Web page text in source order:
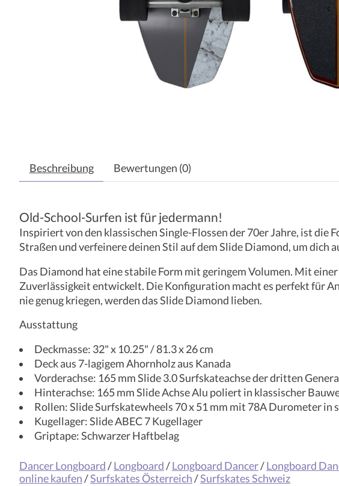
Beschreibung Bewertungen (0)
Old-School-Surfen ist für jedermann!
Inspiriert von den klassischen Single-Flossen der 70er Jahre, ist die
Straßen und verfeinere deinen Stil auf dem Slide Diamond, um dich
Das Diamond hat eine stabile Form mit geringem Volumen. Mit
Zuverlässigkeit entwickelt. Die Konfiguration macht es perfekt für
nie genug kriegen, werden das Slide Diamond lieben.
Ausstattung
Deckmasse: 32" x 10.25" / 81.3 x 26 cm
Deck aus 7-lagigem Ahornholz aus Kanada
Vorderachse: 165 mm Slide 3.0 Surfskateachse der dritten
Hinterachse: 165 mm Slide Achse Alu poliert in klassischer
Rollen: Slide Surfskatewheels 70 x 51 mm mit 78A Durometer in
Kugellager: Slide ABEC 7 Kugellager
Griptape: Schwarzer Haftbelag
Dancer Longboard/Longboard/Longboard Dancer/Longboard
online kaufen/Surfskates Österreich/Surfskates Schweiz